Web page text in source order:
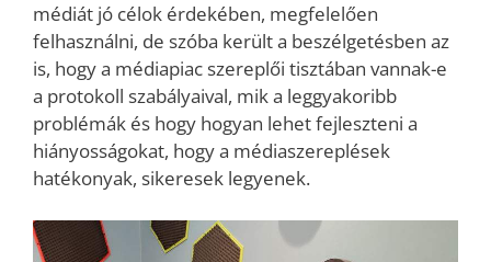
médiát jó célok érdekében, megfelelően
felhasználni, de szóba került a beszélgetésben az
is, hogy a médiapiac szereplői tisztában vannak-e
a protokoll szabályaival, mik a leggyakoribb
problémák és hogy hogyan lehet fejleszteni a
hiányosságokat, hogy a médiaszereplések
hatékonyak, sikeresek legyenek.